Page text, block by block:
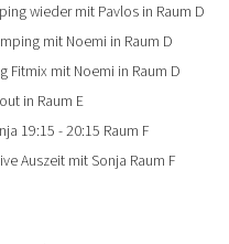
wieder mit Pavlos in Raum D
mit Noemi in Raum D
Fitmix mit Noemi in Raum D
in Raum E
19:15 - 20:15 Raum F
Auszeit mit Sonja Raum F